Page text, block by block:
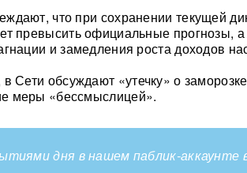
что при сохранении текущей
превысить официальные прогнозы,
и замедления роста доходов
Сети обсуждают «утечку» о
меры «бессмыслицей».
дня в нашем паблик-аккаунте